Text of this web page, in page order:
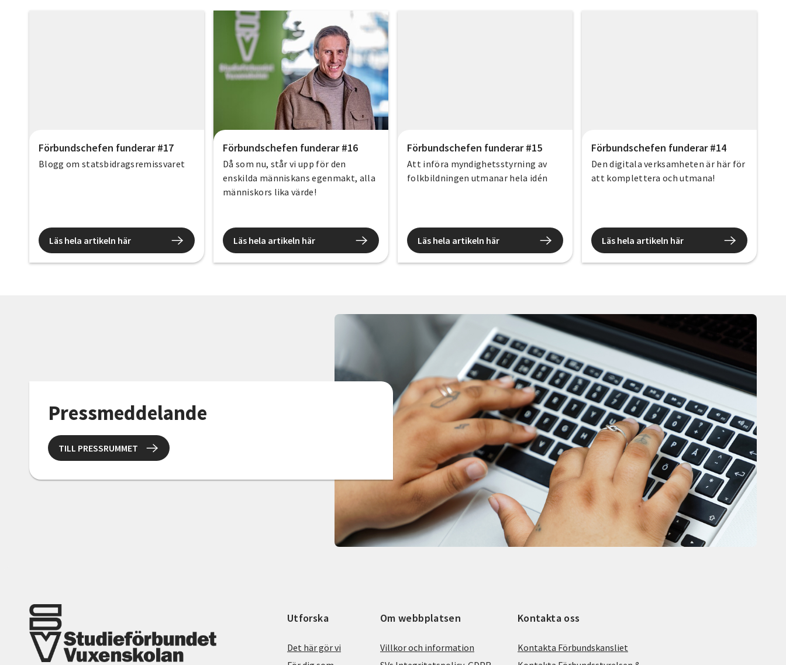
Förbundschefen funderar #17
Blogg om statsbidragsremissvaret
Läs hela artikeln här
Förbundschefen funderar #16
Då som nu, står vi upp för den
enskilda människans egenmakt, alla
människors lika värde!
Läs hela artikeln här
Förbundschefen funderar #15
Att införa myndighetsstyrning av
folkbildningen utmanar hela idén
Läs hela artikeln här
Förbundschefen funderar #14
Den digitala verksamheten är här för
att komplettera och utmana!
Läs hela artikeln här
Pressmeddelande
TILL PRESSRUMMET
Utforska
Det här gör vi
Om webbplatsen
Villkor och information
Kontakta oss
Kontakta Förbundskansliet